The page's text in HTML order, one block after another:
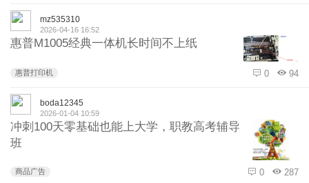
mz535310
2026-04-16 16:52
惠普M1005经典一体机长时间不上纸
惠普打印机 0 94
boda12345
2026-01-04 10:59
冲刺100天零基础也能上大学，职教高考辅导
班
商品广告 0 287